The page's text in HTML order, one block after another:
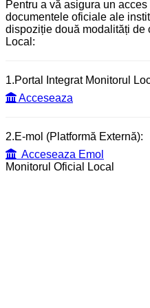
Pentru a vă asigura un
documentele oficiale ale
dispoziție două modalități de
Local:
1.Portal Integrat Monitorul
Acceseaza
2.E-mol (Platformă Externă):
Acceseaza Emol
Monitorul Oficial Local